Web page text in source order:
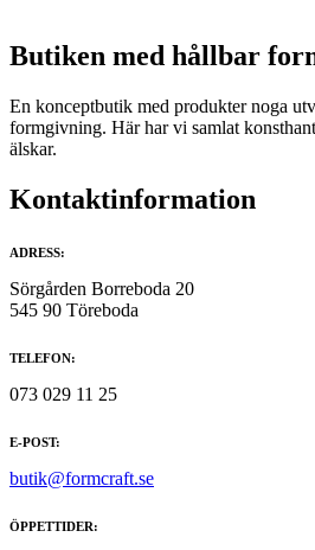
Butiken med hållbar
En konceptbutik med produkter noga
formgivning. Här har vi samlat
älskar.
Kontaktinformation
ADRESS:
Sörgården Borreboda 20
545 90 Töreboda
TELEFON:
073 029 11 25
E-POST:
butik@formcraft.se
ÖPPETTIDER: